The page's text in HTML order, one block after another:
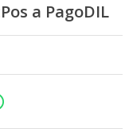
a PagoDIL